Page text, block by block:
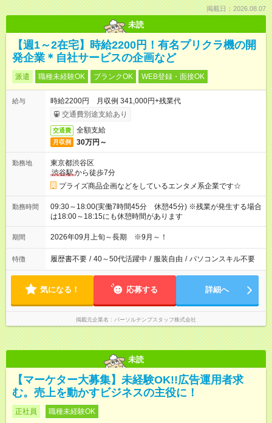
掲載日：2026.08.07
未読
【週1～2在宅】時給2200円！有名プリクラ機の開
発企業＊自社サービスの企画など
派遣 職種未経験OK ブランクOK WEB登録・面接OK
給与
時給2200円 月収例 341,000円+残業代
交通費別途支給あり
交通費 全額支給
月収例 30万円～
勤務地
東京都渋谷区
渋谷駅から徒歩7分
プライズ商品企画などをしているエンタメ系企業です☆
勤務時間
09:30～18:00(実働7時間45分 休憩45分) ※残業が発生する場合
は18:00～18:15にも休憩時間があります
期間 2026年09月上旬～長期 ※9月～！
特徴 履歴書不要 / 40～50代活躍中 / 服装自由 / パソコンスキル不要
気になる！ 応募する 詳細へ
掲載元企業名 パーソルテンプスタッフ株式会社
未読
【マーケター大募集】未経験OK!!広告運用者求
む。売上を動かすビジネスの主役に！
正社員 職種未経験OK